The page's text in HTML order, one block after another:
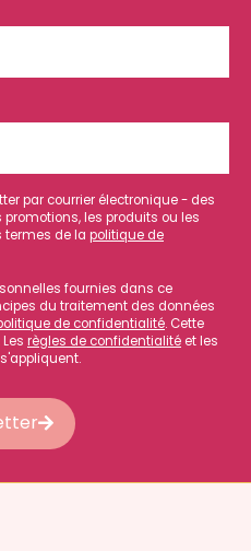
par courrier électronique - des
les produits ou les
termes de la politique de
fournies dans ce
du traitement des données
de confidentialité. Cette
règles de confidentialité et les